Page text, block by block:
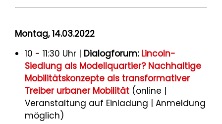
Montag, 14.03.2022
10 - 11:30 Uhr | Dialogforum: Lincoln-
Siedlung als Modellquartier? Nachhaltige
Mobilitätskonzepte als transformativer
Treiber urbaner Mobilität (online |
Veranstaltung auf Einladung | Anmeldung
möglich)